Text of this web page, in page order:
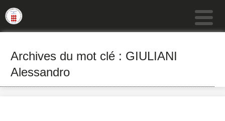
Archives du mot clé : GIULIANI
Alessandro